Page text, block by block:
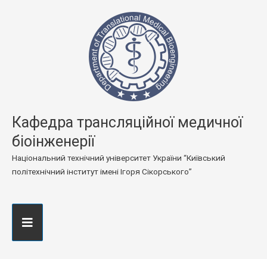
Кафедра трансляційної медичної
біоінженерії
Національний технічний університет України “Київський
політехнічний інститут імені Ігоря Сікорського”